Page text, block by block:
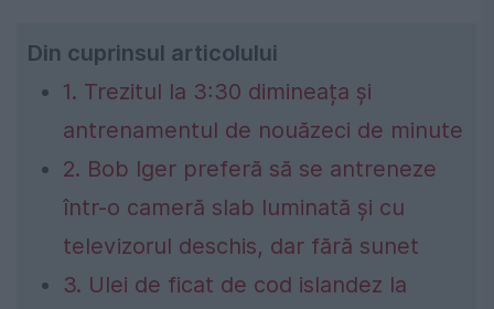
Din cuprinsul articolului
1. Trezitul la 3:30 dimineața și
antrenamentul de nouăzeci de minute
2. Bob Iger preferă să se antreneze
într-o cameră slab luminată și cu
televizorul deschis, dar fără sunet
3. Ulei de ficat de cod islandez la